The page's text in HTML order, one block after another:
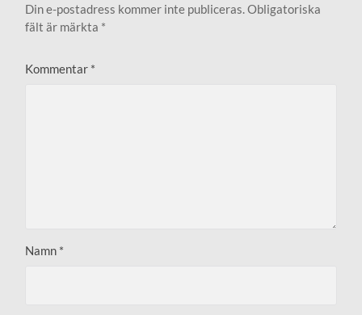
Din e-postadress kommer inte publiceras. Obligatoriska
fält är märkta *
Kommentar *
Namn *